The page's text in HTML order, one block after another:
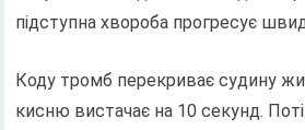
підступна хвороба прогресує
Коду тромб перекриває судину
кисню вистачає на 10 секунд.